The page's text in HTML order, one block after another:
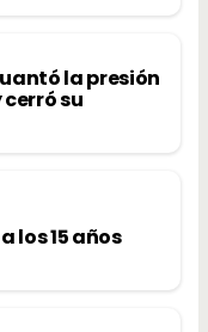
la presión
cerró su
los 15 años